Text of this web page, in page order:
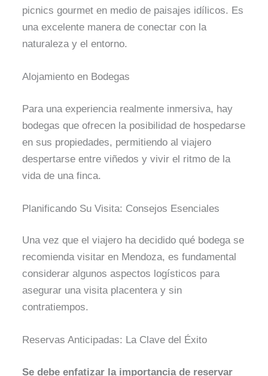
picnics gourmet en medio de paisajes idílicos. Es
una excelente manera de conectar con la
naturaleza y el entorno.
Alojamiento en Bodegas
Para una experiencia realmente inmersiva, hay
bodegas que ofrecen la posibilidad de hospedarse
en sus propiedades, permitiendo al viajero
despertarse entre viñedos y vivir el ritmo de la
vida de una finca.
Planificando Su Visita: Consejos Esenciales
Una vez que el viajero ha decidido qué bodega se
recomienda visitar en Mendoza, es fundamental
considerar algunos aspectos logísticos para
asegurar una visita placentera y sin
contratiempos.
Reservas Anticipadas: La Clave del Éxito
Se debe enfatizar la importancia de reservar